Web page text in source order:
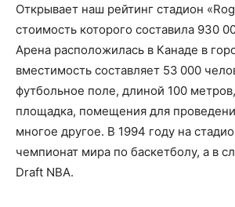
Открывает наш рейтинг стадион
стоимость которого составила 930
Арена расположилась в Канаде в
вместимость составляет 53 000
футбольное поле, длиной 100
площадка, помещения для
многое другое. В 1994 году на
чемпионат мира по баскетболу, а в
Draft NBA.